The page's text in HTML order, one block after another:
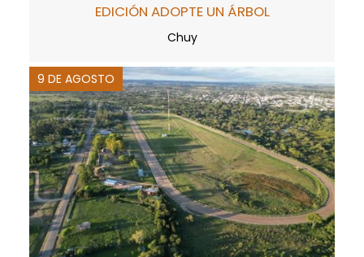
EDICIÓN ADOPTE UN ÁRBOL
Chuy
9 DE AGOSTO